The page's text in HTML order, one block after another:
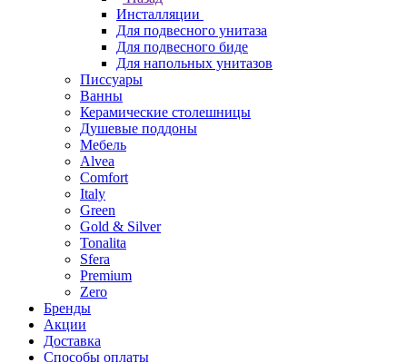
Инсталляции
Для подвесного унитаза
Для подвесного биде
Для напольных унитазов
Писсуары
Ванны
Керамические столешницы
Душевые поддоны
Мебель
Alvea
Comfort
Italy
Green
Gold & Silver
Tonalita
Sfera
Premium
Zero
Бренды
Акции
Доставка
Способы оплаты